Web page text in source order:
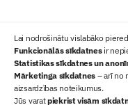
Lai nodrošinātu vislabāko
Funkcionālās sīkdatnesir
Statistikas sīkdatnes un
Mārketinga sīkdatnes – arī no
aizsardzības noteikumus.
Jūs varatpiekrist visām